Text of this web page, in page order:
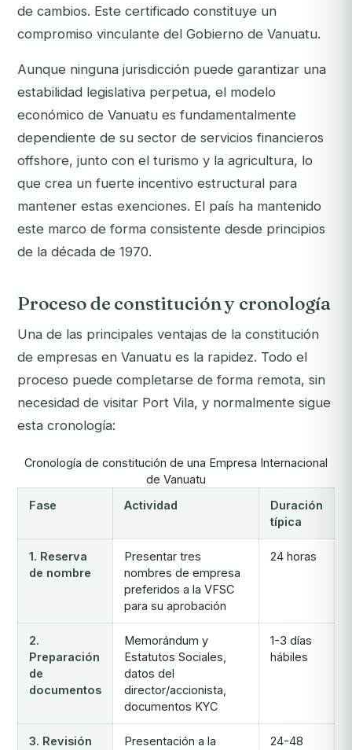
de cambios. Este certificado constituye un
compromiso vinculante del Gobierno de Vanuatu.
Aunque ninguna jurisdicción puede garantizar una
estabilidad legislativa perpetua, el modelo
económico de Vanuatu es fundamentalmente
dependiente de su sector de servicios financieros
offshore, junto con el turismo y la agricultura, lo
que crea un fuerte incentivo estructural para
mantener estas exenciones. El país ha mantenido
este marco de forma consistente desde principios
de la década de 1970.
Proceso de constitución y cronología
Una de las principales ventajas de la constitución
de empresas en Vanuatu es la rapidez. Todo el
proceso puede completarse de forma remota, sin
necesidad de visitar Port Vila, y normalmente sigue
esta cronología:
Cronología de constitución de una Empresa Internacional
de Vanuatu
Fase
Actividad
Duración
típica
1. Reserva
de nombre
Presentar tres
nombres de empresa
preferidos a la VFSC
para su aprobación
24 horas
2.
Preparación
de
documentos
Memorándum y
Estatutos Sociales,
datos del
director/accionista,
documentos KYC
1-3 días
hábiles
3. Revisión
Presentación a la
24-48